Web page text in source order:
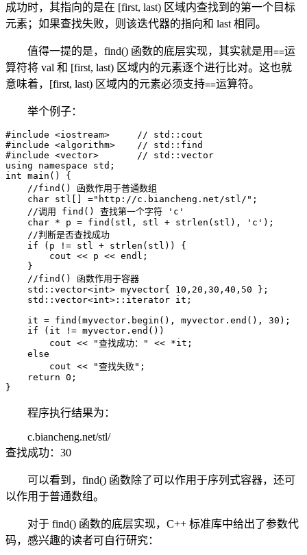
成功时，其指向的是在 [first, last) 区域内查找到的第一个目标
元素；如果查找失败，则该迭代器的指向和 last 相同。
值得一提的是，find() 函数的底层实现，其实就是用 ==运
算符将 val 和 [first, last) 区域内的元素逐个进行比对。这也就
意味着，[first, last) 区域内的元素必须支持==运算符。
举个例子：
#include <iostream>     // std::cout
#include <algorithm>    // std::find
#include <vector>       // std::vector
using namespace std;
int main() {
    //find() 函数作用于普通数组
    char stl[] ="http://c.biancheng.net/stl/";
    //调用 find() 查找第一个字符 'c'
    char * p = find(stl, stl + strlen(stl), 'c');
    //判断是否查找成功
    if (p != stl + strlen(stl)) {
        cout << p << endl;
    }
    //find() 函数作用于容器
    std::vector<int> myvector{ 10,20,30,40,50 };
    std::vector<int>::iterator it;
    it = find(myvector.begin(), myvector.end(), 30);
    if (it != myvector.end())
        cout << "查找成功：" << *it;
    else
        cout << "查找失败";
    return 0;
}
程序执行结果为：
c.biancheng.net/stl/
查找成功：30
可以看到，find() 函数除了可以作用于序列式容器，还可
以作用于普通数组。
对于 find() 函数的底层实现，C++ 标准库中给出了参数代
码，感兴趣的读者可自行研究：